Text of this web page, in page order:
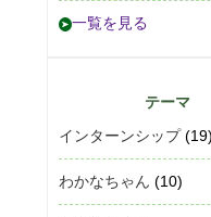
一覧を見る
テーマ
インターンシップ(19)
わかなちゃん (10)